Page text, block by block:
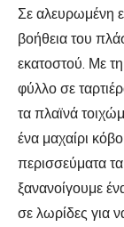
Σε αλευρωμένη
βοήθεια του
εκατοστού. Με
φύλλο σε
τα πλαϊνά
ένα μαχαίρι
περισσεύματα
ξανανοίγουμε
σε λωρίδες για